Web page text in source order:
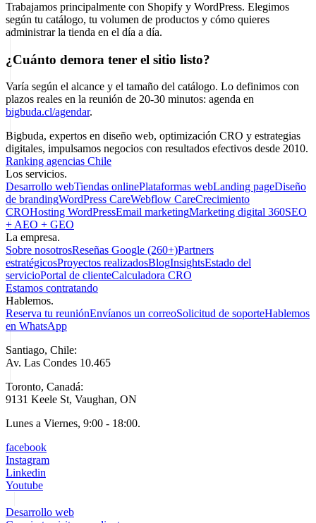
Trabajamos principalmente con Shopify y WordPress. Elegimos
según tu catálogo, tu volumen de productos y cómo quieres
administrar la tienda en el día a día.
¿Cuánto demora tener el sitio listo?
Varía según el alcance y el tamaño del catálogo. Lo definimos con
plazos reales en la reunión de 20-30 minutos: agenda en
bigbuda.cl/agendar.
Bigbuda, expertos en diseño web, optimización CRO y estrategias
digitales, impulsamos negocios con resultados efectivos desde 2010.
Ranking agencias Chile
Los servicios.
Desarrollo webTiendas onlinePlataformas webLanding pageDiseño
de brandingWordPress CareWebflow CareCrecimiento
CROHosting WordPressEmail marketingMarketing digital 360SEO
+ AEO + GEO
La empresa.
Sobre nosotrosReseñas Google (260+)Partners
estratégicosProyectos realizadosBlogInsightsEstado del
servicioPortal de clienteCalculadora CRO
Estamos contratando
Hablemos.
Reserva tu reuniónEnvíanos un correoSolicitud de soporteHablemos
en WhatsApp
Santiago, Chile:
Av. Las Condes 10.465
Toronto, Canadá:
9131 Keele St, Vaughan, ON
Lunes a Viernes, 9:00 - 18:00.
facebook
Instagram
Linkedin
Youtube
Desarrollo web